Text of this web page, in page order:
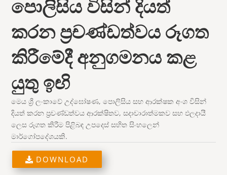
පොලිසිය විසින් දියත්
කරන ප්‍රචණ්ඩත්වය රූගත
කිරීමේදී අනුගමනය කළ
යුතු ඉඟි
මෙය ශ්‍රී ලංකාවේ උද්ඝෝෂණ, පොලිසිය සහ ආරක්ෂක අංශ විසින්
දියත් කරන ප්‍රචණ්ඩත්වය ආරක්ෂිතව, සදාචාරාත්මකව සහ ඵලදායී
ලෙස රූගත කිරීම පිළිබඳ උපදෙස් සහිත සිංහලෙන්
මාර්ගෝපදේශයකි.
DOWNLOAD